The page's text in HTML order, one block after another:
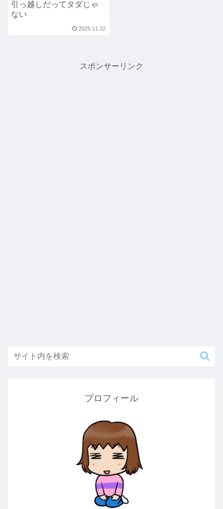
引っ越しだってタダじゃ
ない
2025.11.22
スポンサーリンク
プロフィール